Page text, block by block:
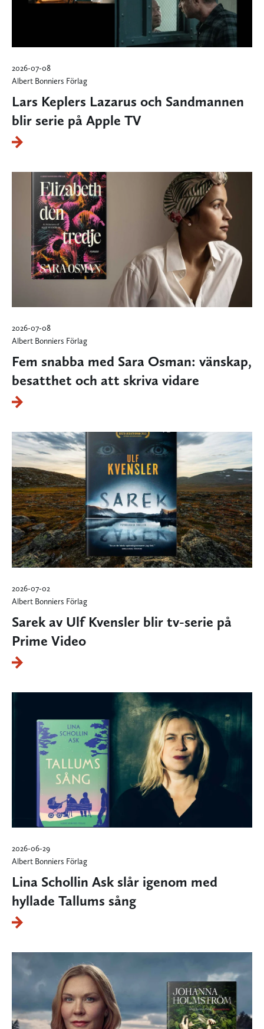
2026-07-08
Albert Bonniers Förlag
Lars Keplers Lazarus och Sandmannen
blir serie på Apple TV
2026-07-08
Albert Bonniers Förlag
Fem snabba med Sara Osman: vänskap,
besatthet och att skriva vidare
2026-07-02
Albert Bonniers Förlag
Sarek av Ulf Kvensler blir tv-serie på
Prime Video
2026-06-29
Albert Bonniers Förlag
Lina Schollin Ask slår igenom med
hyllade Tallums sång